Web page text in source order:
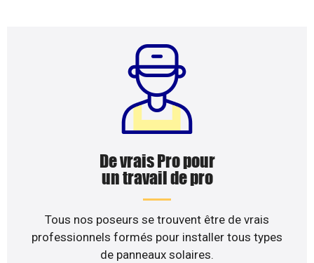
De vrais Pro pour
un travail de pro
Tous nos poseurs se trouvent être de vrais
professionnels formés pour installer tous types
de panneaux solaires.